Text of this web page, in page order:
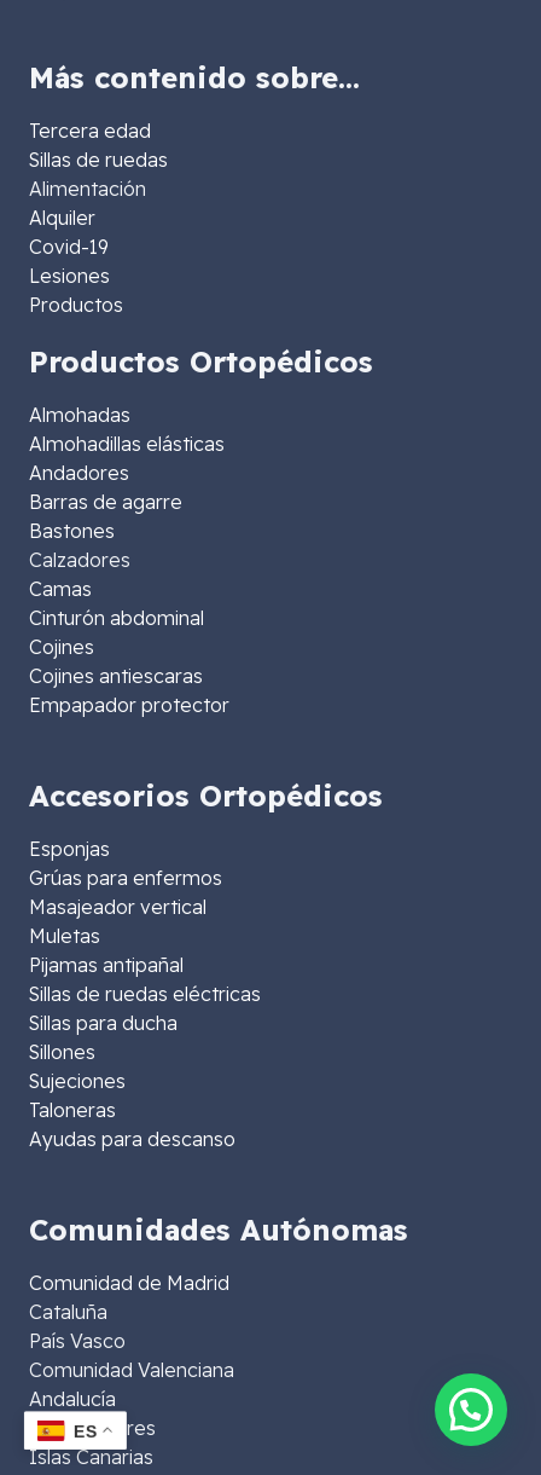
Más contenido sobre…
Tercera edad
Sillas de ruedas
Alimentación
Alquiler
Covid-19
Lesiones
Productos
Productos Ortopédicos
Almohadas
Almohadillas elásticas
Andadores
Barras de agarre
Bastones
Calzadores
Camas
Cinturón abdominal
Cojines
Cojines antiescaras
Empapador protector
Accesorios Ortopédicos
Esponjas
Grúas para enfermos
Masajeador vertical
Muletas
Pijamas antipañal
Sillas de ruedas eléctricas
Sillas para ducha
Sillones
Sujeciones
Taloneras
Ayudas para descanso
Comunidades Autónomas
Comunidad de Madrid
Cataluña
País Vasco
Comunidad Valenciana
Andalucía
Islas Baleares
Islas Canarias
ES